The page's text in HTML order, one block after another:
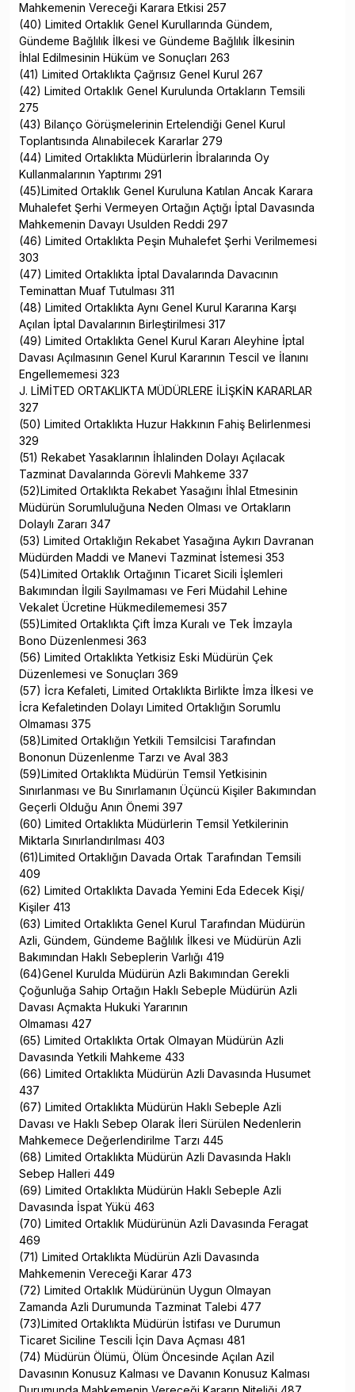
Mahkemenin Vereceği Karara Etkisi 257
(40) Limited Ortaklık Genel Kurullarında Gündem,
Gündeme Bağlılık İlkesi ve Gündeme Bağlılık İlkesinin
İhlal Edilmesinin Hüküm ve Sonuçları 263
(41) Limited Ortaklıkta Çağrısız Genel Kurul 267
(42) Limited Ortaklık Genel Kurulunda Ortakların Temsili
275
(43) Bilanço Görüşmelerinin Ertelendiği Genel Kurul
Toplantısında Alınabilecek Kararlar 279
(44) Limited Ortaklıkta Müdürlerin İbralarında Oy
Kullanmalarının Yaptırımı 291
(45)Limited Ortaklık Genel Kuruluna Katılan Ancak Karara
Muhalefet Şerhi Vermeyen Ortağın Açtığı İptal Davasında
Mahkemenin Davayı Usulden Reddi 297
(46) Limited Ortaklıkta Peşin Muhalefet Şerhi Verilmemesi
303
(47) Limited Ortaklıkta İptal Davalarında Davacının
Teminattan Muaf Tutulması 311
(48) Limited Ortaklıkta Aynı Genel Kurul Kararına Karşı
Açılan İptal Davalarının Birleştirilmesi 317
(49) Limited Ortaklıkta Genel Kurul Kararı Aleyhine İptal
Davası Açılmasının Genel Kurul Kararının Tescil ve İlanını
Engellememesi 323
J. LİMİTED ORTAKLIKTA MÜDÜRLERE İLİŞKİN KARARLAR
327
(50) Limited Ortaklıkta Huzur Hakkının Fahiş Belirlenmesi
329
(51) Rekabet Yasaklarının İhlalinden Dolayı Açılacak
Tazminat Davalarında Görevli Mahkeme 337
(52)Limited Ortaklıkta Rekabet Yasağını İhlal Etmesinin
Müdürün Sorumluluğuna Neden Olması ve Ortakların
Dolaylı Zararı 347
(53) Limited Ortaklığın Rekabet Yasağına Aykırı Davranan
Müdürden Maddi ve Manevi Tazminat İstemesi 353
(54)Limited Ortaklık Ortağının Ticaret Sicili İşlemleri
Bakımından İlgili Sayılmaması ve Feri Müdahil Lehine
Vekalet Ücretine Hükmedilememesi 357
(55)Limited Ortaklıkta Çift İmza Kuralı ve Tek İmzayla
Bono Düzenlenmesi 363
(56) Limited Ortaklıkta Yetkisiz Eski Müdürün Çek
Düzenlemesi ve Sonuçları 369
(57) İcra Kefaleti, Limited Ortaklıkta Birlikte İmza İlkesi ve
İcra Kefaletinden Dolayı Limited Ortaklığın Sorumlu
Olmaması 375
(58)Limited Ortaklığın Yetkili Temsilcisi Tarafından
Bononun Düzenlenme Tarzı ve Aval 383
(59)Limited Ortaklıkta Müdürün Temsil Yetkisinin
Sınırlanması ve Bu Sınırlamanın Üçüncü Kişiler Bakımından
Geçerli Olduğu Anın Önemi 397
(60) Limited Ortaklıkta Müdürlerin Temsil Yetkilerinin
Miktarla Sınırlandırılması 403
(61)Limited Ortaklığın Davada Ortak Tarafından Temsili
409
(62) Limited Ortaklıkta Davada Yemini Eda Edecek Kişi/
Kişiler 413
(63) Limited Ortaklıkta Genel Kurul Tarafından Müdürün
Azli, Gündem, Gündeme Bağlılık İlkesi ve Müdürün Azli
Bakımından Haklı Sebeplerin Varlığı 419
(64)Genel Kurulda Müdürün Azli Bakımından Gerekli
Çoğunluğa Sahip Ortağın Haklı Sebeple Müdürün Azli
Davası Açmakta Hukuki Yararının
Olmaması 427
(65) Limited Ortaklıkta Ortak Olmayan Müdürün Azli
Davasında Yetkili Mahkeme 433
(66) Limited Ortaklıkta Müdürün Azli Davasında Husumet
437
(67) Limited Ortaklıkta Müdürün Haklı Sebeple Azli
Davası ve Haklı Sebep Olarak İleri Sürülen Nedenlerin
Mahkemece Değerlendirilme Tarzı 445
(68) Limited Ortaklıkta Müdürün Azli Davasında Haklı
Sebep Halleri 449
(69) Limited Ortaklıkta Müdürün Haklı Sebeple Azli
Davasında İspat Yükü 463
(70) Limited Ortaklık Müdürünün Azli Davasında Feragat
469
(71) Limited Ortaklıkta Müdürün Azli Davasında
Mahkemenin Vereceği Karar 473
(72) Limited Ortaklık Müdürünün Uygun Olmayan
Zamanda Azli Durumunda Tazminat Talebi 477
(73)Limited Ortaklıkta Müdürün İstifası ve Durumun
Ticaret Siciline Tescili İçin Dava Açması 481
(74) Müdürün Ölümü, Ölüm Öncesinde Açılan Azil
Davasının Konusuz Kalması ve Davanın Konusuz Kalması